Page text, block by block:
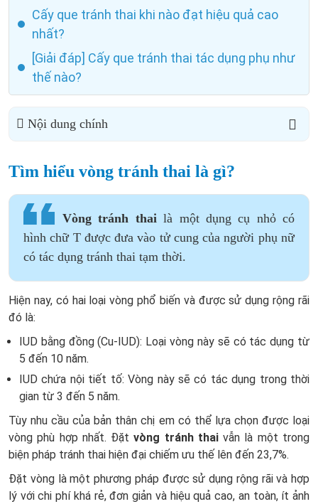
Cấy que tránh thai khi nào đạt hiệu quả cao
nhất?
[Giải đáp] Cấy que tránh thai tác dụng phụ như
thế nào?
Nội dung chính
Tìm hiểu vòng tránh thai là gì?
Vòng tránh thailà một dụng cụ nhỏ có
hình chữ T được đưa vào tử cung của người phụ nữ
có tác dụng tránh thai tạm thời.
Hiện nay, có hai loại vòng phổ biến và được sử dụng rộng rãi
đó là:
IUD bằng đồng (Cu-IUD): Loại vòng này sẽ có tác dụng từ
5 đến 10 năm.
IUD chứa nội tiết tố: Vòng này sẽ có tác dụng trong thời
gian từ 3 đến 5 năm.
Tùy nhu cầu của bản thân chị em có thể lựa chọn được loại
vòng phù hợp nhất. Đặtvòng tránh thaivẫn là một trong
biện pháp tránh thai hiện đại chiếm ưu thế lên đến 23,7%.
Đặt vòng là một phương pháp được sử dụng rộng rãi và hợp
lý với chi phí khá rẻ, đơn giản và hiệu quả cao, an toàn, ít ảnh